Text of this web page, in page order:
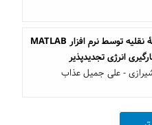
شبیه سازی یک وسیلۀ نقلیه توسط نرم افزار MATLAB
انرژی تجدیدپذیر
- علی جمیل عذاب